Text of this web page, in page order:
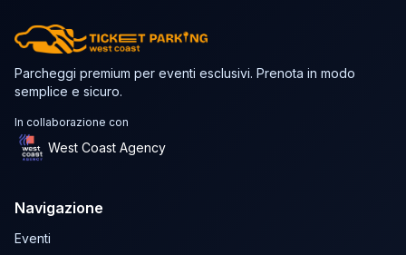
Parcheggi premium per eventi esclusivi. Prenota in modo
semplice e sicuro.
In collaborazione con
West Coast Agency
Navigazione
Eventi